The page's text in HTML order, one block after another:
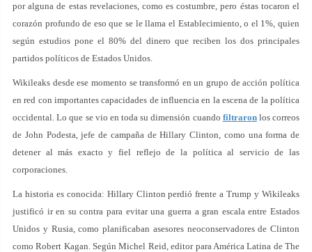
por alguna de estas revelaciones, como es costumbre, pero éstas tocaron el
corazón profundo de eso que se le llama el Establecimiento, o el 1%, quien
según estudios pone el 80% del dinero que reciben los dos principales
partidos políticos de Estados Unidos.
Wikileaks desde ese momento se transformó en un grupo de acción política
en red con importantes capacidades de influencia en la escena de la política
occidental. Lo que se vio en toda su dimensión cuando filtraronlos correos
de John Podesta, jefe de campaña de Hillary Clinton, como una forma de
detener al más exacto y fiel reflejo de la política al servicio de las
corporaciones.
La historia es conocida: Hillary Clinton perdió frente a Trump y Wikileaks
justificó ir en su contra para evitar una guerra a gran escala entre Estados
Unidos y Rusia, como planificaban asesores neoconservadores de Clinton
como Robert Kagan. Según Michel Reid, editor para América Latina de The